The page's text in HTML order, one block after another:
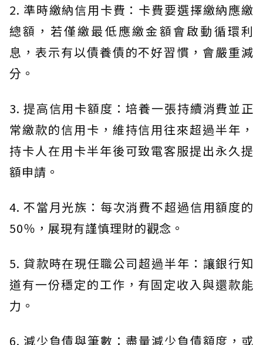
2. 準時繳納信用卡費：卡費要選擇繳納應繳
總額，若僅繳最低應繳金額會啟動循環利
息，表示有以債養債的不好習慣，會嚴重減
分。
3. 提高信用卡額度：培養一張持續消費並正
常繳款的信用卡，維持信用往來超過半年，
持卡人在用卡半年後可致電客服提出永久提
額申請。
4. 不當月光族：每次消費不超過信用額度的
50％，展現有謹慎理財的觀念。
5. 貸款時在現任職公司超過半年：讓銀行知
道有一份穩定的工作，有固定收入與還款能
力。
6. 減少負債與筆數：盡量減少負債額度，或